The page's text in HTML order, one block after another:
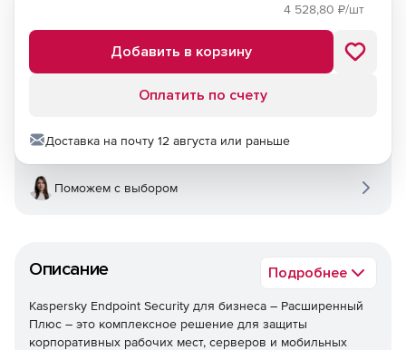
Описание Подробнее
Kaspersky Endpoint Security для бизнеса – Расширенный
Плюс – это комплексное решение для защиты
корпоративных рабочих мест, серверов и мобильных
4 528,80 ₽/шт
Добавить в корзину
Оплатить по счету
Доставка на почту 12 августа или раньше
Поможем с выбором